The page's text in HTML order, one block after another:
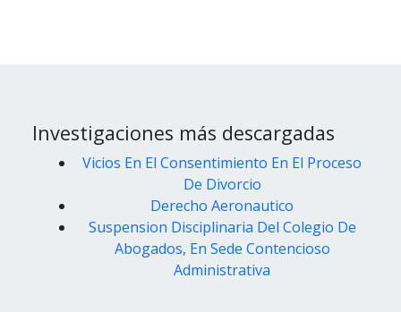
Investigaciones más descargadas
Vicios En El Consentimiento En El Proceso
De Divorcio
Derecho Aeronautico
Suspension Disciplinaria Del Colegio De
Abogados, En Sede Contencioso
Administrativa